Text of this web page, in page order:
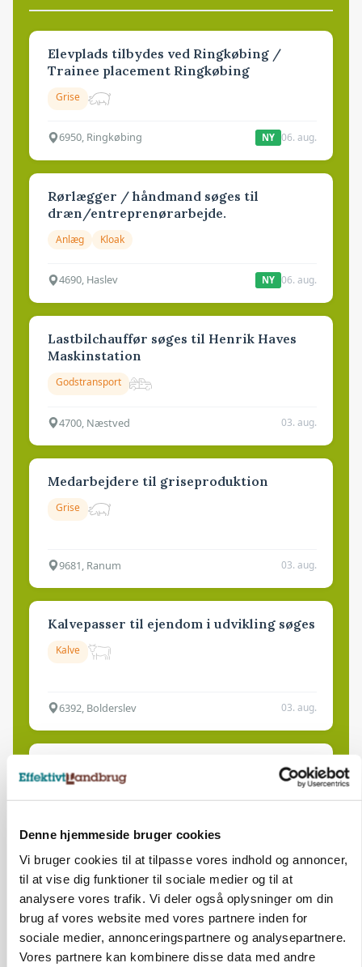
Denne hjemmeside bruger cookies
Vi bruger cookies til at tilpasse vores indhold og annoncer,
til at vise dig funktioner til sociale medier og til at
analysere vores trafik. Vi deler også oplysninger om din
brug af vores website med vores partnere inden for
sociale medier, annonceringspartnere og analysepartnere.
Vores partnere kan kombinere disse data med andre
Elevplads tilbydes ved Ringkøbing /
Trainee placement Ringkøbing
Grise
6950, Ringkøbing NY 06. aug.
Rørlægger / håndmand søges til
dræn/entreprenørarbejde.
Anlæg Kloak
4690, Haslev NY 06. aug.
Lastbilchauffør søges til Henrik Haves
Maskinstation
Godstransport
4700, Næstved 03. aug.
Medarbejdere til griseproduktion
Grise
9681, Ranum 03. aug.
Kalvepasser til ejendom i udvikling søges
Kalve
6392, Bolderslev 03. aug.